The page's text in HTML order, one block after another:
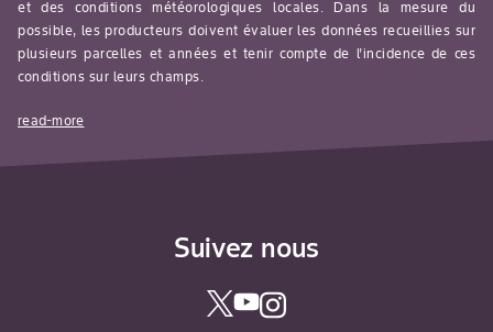
et des conditions météorologiques locales. Dans la mesure du
possible, les producteurs doivent évaluer les données recueillies sur
plusieurs parcelles et années et tenir compte de l’incidence de ces
conditions sur leurs champs.
read-more
Suivez nous